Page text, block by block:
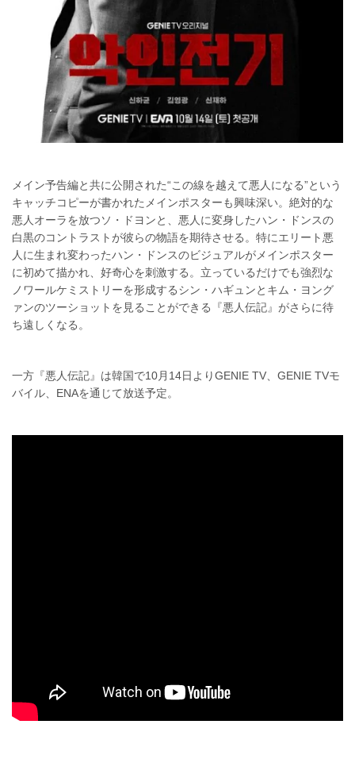
メイン予告編と共に公開された“この線を越えて悪人になる”という
キャッチコピーが書かれたメインポスターも興味深い。絶対的な
悪人オーラを放つソ・ドヨンと、悪人に変身したハン・ドンスの
白黒のコントラストが彼らの物語を期待させる。特にエリート悪
人に生まれ変わったハン・ドンスのビジュアルがメインポスター
に初めて描かれ、好奇心を刺激する。立っているだけでも強烈な
ノワールケミストリーを形成するシン・ハギュンとキム・ヨング
ァンのツーショットを見ることができる『悪人伝記』がさらに待
ち遠しくなる。
一方『悪人伝記』は韓国で10月14日よりGENIE TV、GENIE TVモ
バイル、ENAを通じて放送予定。